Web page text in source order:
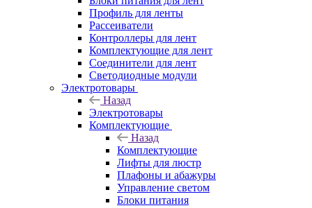
Профиль для ленты
Рассеиватели
Контроллеры для лент
Комплектующие для лент
Соединители для лент
Светодиодные модули
Электротовары
Назад
Электротовары
Комплектующие
Назад
Комплектующие
Лифты для люстр
Плафоны и абажуры
Управление светом
Блоки питания